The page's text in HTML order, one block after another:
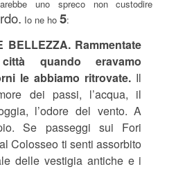
uno spreco non custodire
Io ne ho 5:
BELLEZZA. Rammentate
quando eravamo
le abbiamo ritrovate. Il
dei passi, l’acqua, il
l’odore del vento. A
Se passeggi sui Fori
Colosseo ti senti assorbito
delle vestigia antiche e i